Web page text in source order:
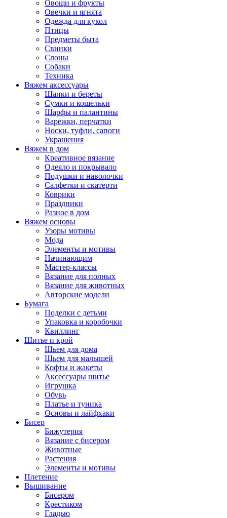
Овощи и фрукты
Овечки и ягнята
Одежда для кукол
Птицы
Предметы быта
Свинки
Слоны
Собаки
Техника
Вяжем аксессуары
Шапки и береты
Сумки и кошельки
Шарфы и палантины
Варежки, перчатки
Носки, туфли, сапоги
Украшения
Вяжем в дом
Креативное вязание
Одеяло и покрывало
Подушки и наволочки
Салфетки и скатерти
Коврики
Праздники
Разное в дом
Вяжем основы
Узоры мотивы
Мода
Элементы и мотивы
Начинающим
Мастер-классы
Вязание для полных
Вязание для животных
Авторские модели
Бумага
Поделки с детьми
Упаковка и коробочки
Квиллинг
Шитье и крой
Шьем для дома
Шьем для малышей
Кофты и жакеты
Аксессуары шитье
Игрушка
Обувь
Платье и туника
Основы и лайфхаки
Бисер
Бижутерия
Вязание с бисером
Животные
Растения
Элементы и мотивы
Плетение
Вышивание
Бисером
Крестиком
Гладью